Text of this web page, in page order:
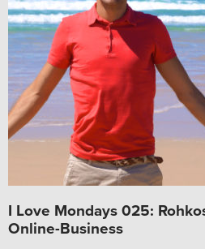
I Love Mondays 025:
Online-Business